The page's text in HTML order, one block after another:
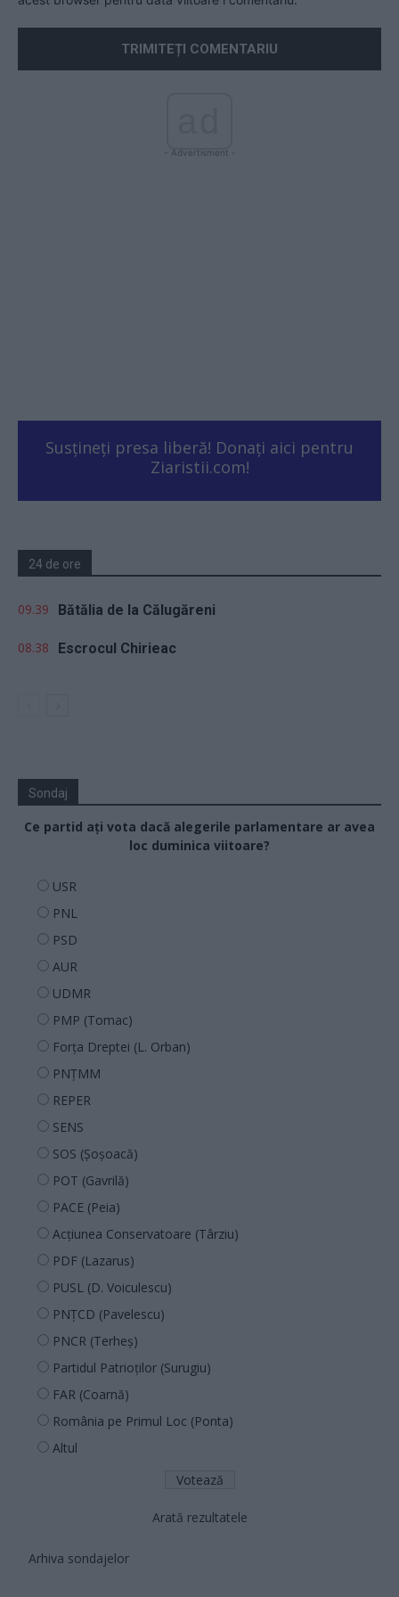
- Advertisment -
Susțineți presa liberă! Donați aici pentru
Ziaristii.com!
24 de ore
09.39 Bătălia de la Călugăreni
08.38 Escrocul Chirieac
Sondaj
Ce partid ați vota dacă alegerile parlamentare ar avea
loc duminica viitoare?
USR
PNL
PSD
AUR
UDMR
PMP (Tomac)
Forța Dreptei (L. Orban)
PNȚMM
REPER
SENS
SOS (Șoșoacă)
POT (Gavrilă)
PACE (Peia)
Acțiunea Conservatoare (Târziu)
PDF (Lazarus)
PUSL (D. Voiculescu)
PNȚCD (Pavelescu)
PNCR (Terheș)
Partidul Patrioților (Surugiu)
FAR (Coarnă)
România pe Primul Loc (Ponta)
Altul
Arată rezultatele
Arhiva sondajelor